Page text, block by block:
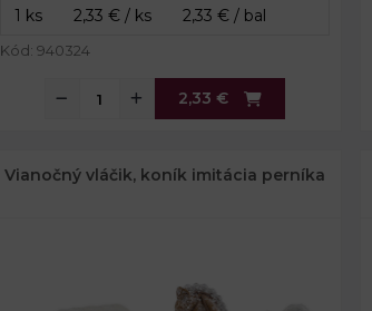
Kód: 940324
2,33 €
Vianočný vláčik, koník imitácia perníka